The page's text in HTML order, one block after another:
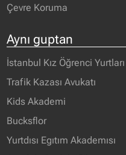
Çevre Koruma
Aynı guptan
İstanbul Kız Öğrenci Yurtları
Trafik Kazası Avukatı
Kids Akademi
Bucksflor
Yurtdısı Egıtım Akademısı